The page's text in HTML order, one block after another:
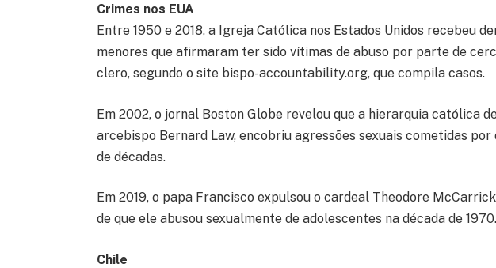
Crimes nos EUA
Entre 1950 e 2018, a Igreja Católica nos Estados Unidos recebeu
menores que afirmaram ter sido vítimas de abuso por parte de
clero, segundo o site bispo-accountability.org, que compila casos.
Em 2002, o jornal Boston Globe revelou que a hierarquia católica
arcebispo Bernard Law, encobriu agressões sexuais cometidas
de décadas.
Em 2019, o papa Francisco expulsou o cardeal Theodore
de que ele abusou sexualmente de adolescentes na década de 1970.
Chile